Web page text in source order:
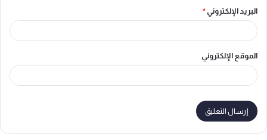
البريد الإلكتروني *
الموقع الإلكتروني